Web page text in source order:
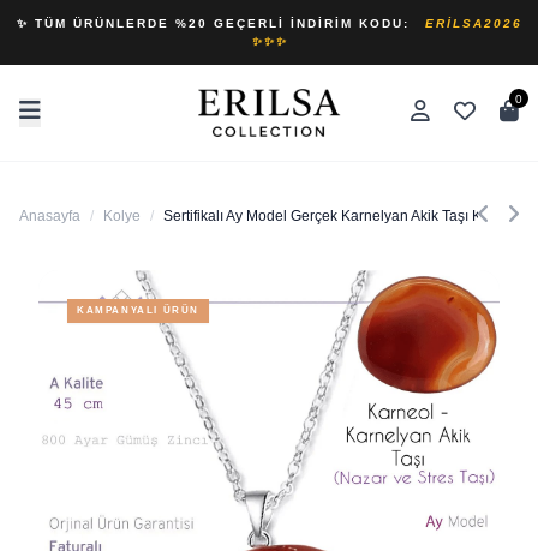
✨ TÜM ÜRÜNLERDE %20 GEÇERLI İNDIRIM KODU:
ERILSA2026
✨✨✨
0
Anasayfa / Kolye / Sertifikalı Ay Model Gerçek Karnelyan Akik Taşı Kolye
KAMPANYALI ÜRÜN